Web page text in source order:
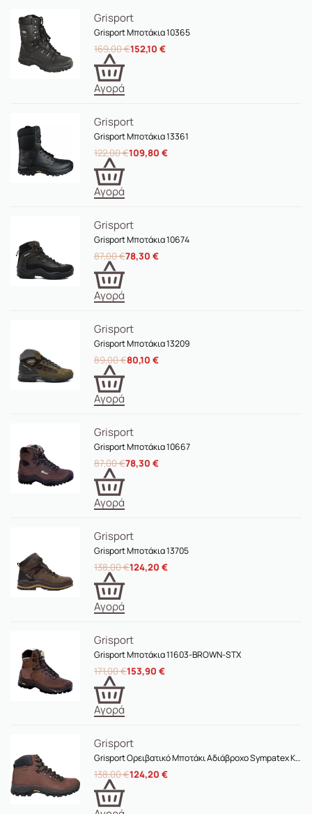
Grisport
Grisport Μποτάκια 10365
169,00€152,10 €
Αγορά
Grisport
Grisport Μποτάκια 13361
122,00€109,80 €
Αγορά
Grisport
Grisport Μποτάκια 10674
87,00€78,30 €
Αγορά
Grisport
Grisport Μποτάκια 13209
89,00€80,10 €
Αγορά
Grisport
Grisport Μποτάκια 10667
87,00€78,30 €
Αγορά
Grisport
Grisport Μποτάκια 13705
138,00€124,20 €
Αγορά
Grisport
Grisport Μποτάκια 11603-BROWN-STX
171,00€153,90 €
Αγορά
Grisport
Grisport Ορειβατικό Μποτάκι Αδιάβροχο Sympatex Καφέ – 10353-BROWN-STX
138,00€124,20 €